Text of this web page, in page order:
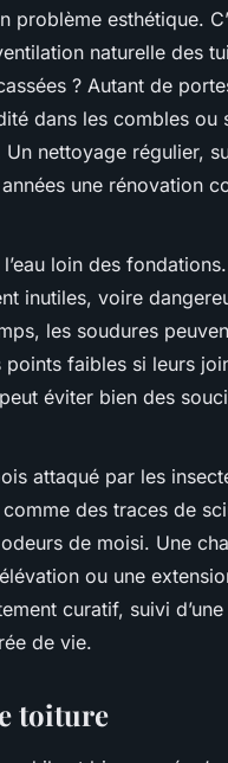
problème esthétique.
naturelle des
? Autant de
dans les combles ou
nettoyage régulier,
une rénovation
loin des
inutiles, voire
les soudures
faibles si leurs
éviter bien des
attaqué par les
des traces de
de moisi. Une
ou une
curatif, suivi
de vie.
toiture